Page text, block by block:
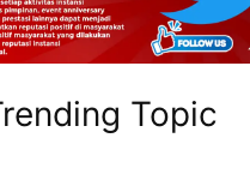
Topic